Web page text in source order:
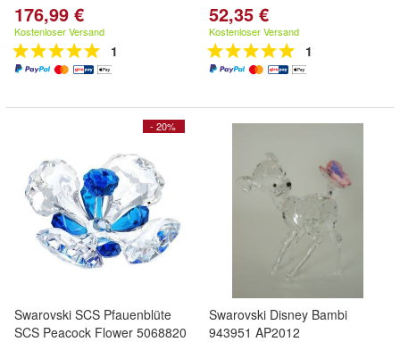
176,99 €
Kostenloser Versand
1
52,35 €
Kostenloser Versand
1
- 20%
Swarovski SCS Pfauenblüte
SCS Peacock Flower 5068820
Swarovski Disney Bambi
943951 AP2012